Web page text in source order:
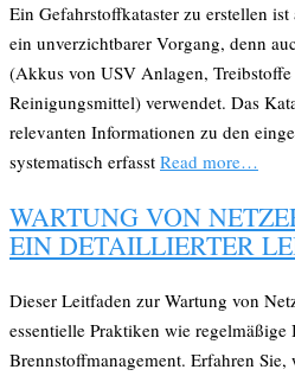
Ein Gefahrstoffkataster zu erstellen
ein unverzichtbarer Vorgang, denn
(Akkus von USV Anlagen, Treibstoffe
Reinigungsmittel) verwendet. Das
relevanten Informationen zu den
systematisch erfasst Read more…
WARTUNG VON
EIN DETAILLIERTER
Dieser Leitfaden zur Wartung von
essentielle Praktiken wie
Brennstoffmanagement. Erfahren